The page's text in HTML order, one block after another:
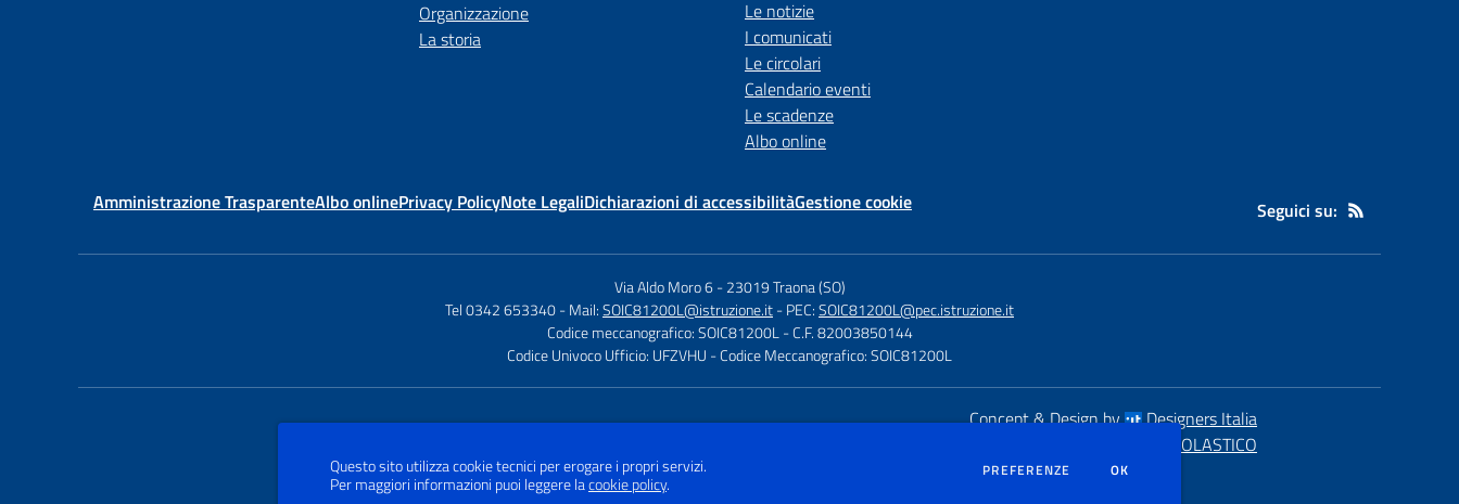
Organizzazione
La storia
Le notizie
I comunicati
Le circolari
Calendario eventi
Le scadenze
Albo online
Amministrazione TrasparenteAlbo onlinePrivacy PolicyNote LegaliDichiarazioni di accessibilitàGestione cookie Seguici su:
Via Aldo Moro 6 -23019 Traona (SO)
Tel 0342 653340- Mail:SOIC81200L@istruzione.it- PEC:SOIC81200L@pec.istruzione.it
Codice meccanografico: SOIC81200L - C.F. 82003850144
Codice Univoco Ufficio: UFZVHU - Codice Meccanografico: SOIC81200L
Concept & Design by
Designers Italia
SCUOLASTICO
Questo sito utilizza cookie tecnici per erogare i propri servizi.
Per maggiori informazioni puoi leggere lacookie policy.
PREFERENZE DEI COOKIE
OK